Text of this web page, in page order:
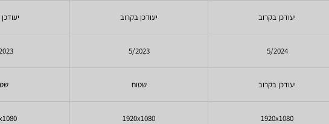
יעודכן בקרוב
5/2024
יעודכן בקרוב
1920x1080
יעודכן בקרוב
5/2023
שטוח
1920x1080